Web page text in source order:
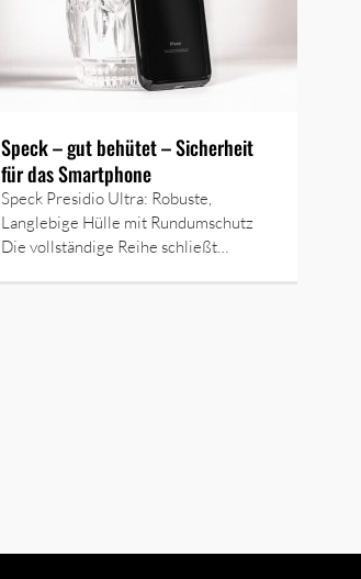
Speck – gut behütet – Sicherheit
für das Smartphone
Speck Presidio Ultra: Robuste,
Langlebige Hülle mit Rundumschutz
Die vollständige Reihe schließt…